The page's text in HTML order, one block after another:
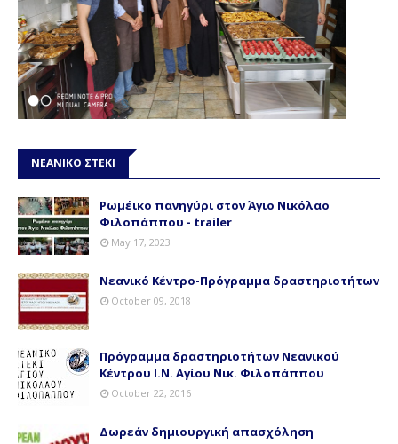
ΝΕΑΝΙΚΟ ΣΤΕΚΙ
Ρωμέικο πανηγύρι στον Άγιο Νικόλαο
Φιλοπάππου - trailer
May 17, 2023
Νεανικό Κέντρο-Πρόγραμμα δραστηριοτήτων
October 09, 2018
Πρόγραμμα δραστηριοτήτων Νεανικού
Κέντρου Ι.Ν. Αγίου Νικ. Φιλοπάππου
October 22, 2016
Δωρεάν δημιουργική απασχόληση